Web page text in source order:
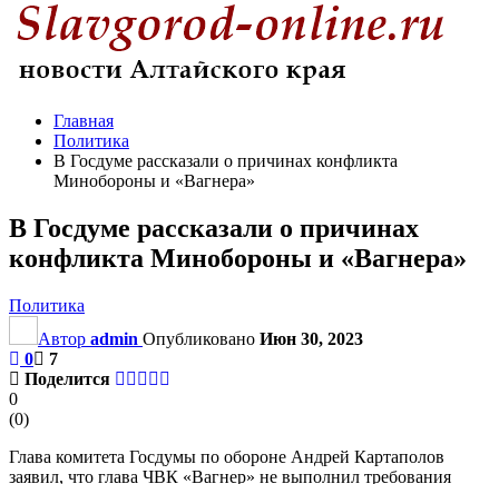
Главная
Политика
В Госдуме рассказали о причинах конфликта
Минобороны и «Вагнера»
В Госдуме рассказали о причинах
конфликта Минобороны и «Вагнера»
Политика
Автор admin Опубликовано Июн 30, 2023
0
7
Поделится
0
(0)
Глава комитета Госдумы по обороне Андрей Картаполов
заявил, что глава ЧВК «Вагнер» не выполнил требования